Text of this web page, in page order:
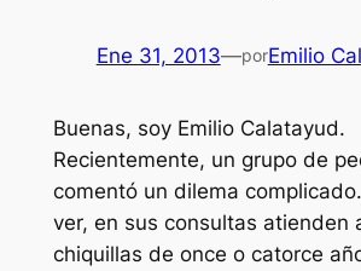
Ene 31, 2013—porEmilio
Buenas, soy Emilio Calatayud.
Recientemente, un grupo de
comentó un dilema
ver, en sus consultas atienden
chiquillas de once o catorce